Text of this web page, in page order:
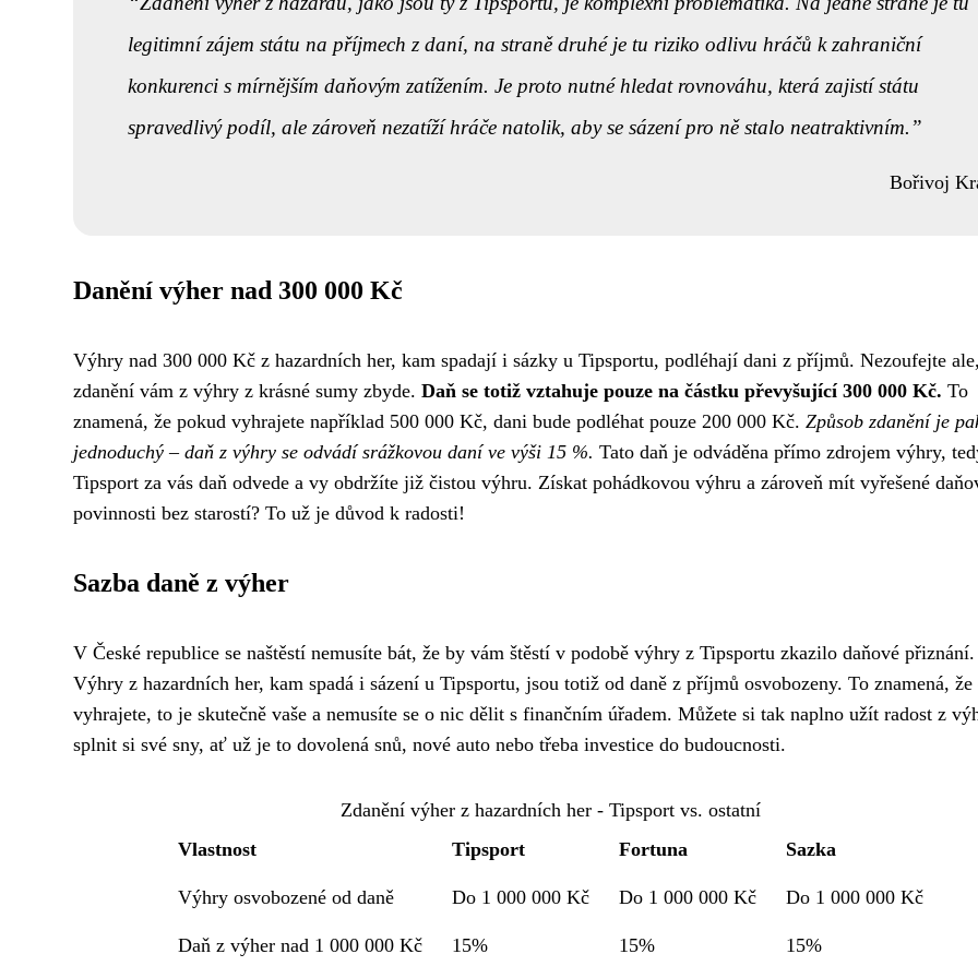
legitimní zájem státu na příjmech z daní, na straně druhé je tu riziko odlivu hráčů k zahraniční
konkurenci s mírnějším daňovým zatížením. Je proto nutné hledat rovnováhu, která zajistí státu
spravedlivý podíl, ale zároveň nezatíží hráče natolik, aby se sázení pro ně stalo neatraktivním.
Bořivoj
Danění výher nad 300 000 Kč
Výhry nad 300 000 Kč z hazardních her, kam spadají i sázky u Tipsportu, podléhají dani z příjmů. Nezoufejte
zdanění vám z výhry z krásné sumy zbyde. Daň se totiž vztahuje pouze na částku převyšující 300 000 Kč. To
znamená, že pokud vyhrajete například 500 000 Kč, dani bude podléhat pouze 200 000 Kč. Způsob zdanění je
jednoduchý – daň z výhry se odvádí srážkovou daní ve výši 15 %. Tato daň je odváděna přímo zdrojem výhry,
Tipsport za vás daň odvede a vy obdržíte již čistou výhru. Získat pohádkovou výhru a zároveň mít vyřešené
povinnosti bez starostí? To už je důvod k radosti!
Sazba daně z výher
V České republice se naštěstí nemusíte bát, že by vám štěstí v podobě výhry z Tipsportu zkazilo daňové přiznání.
Výhry z hazardních her, kam spadá i sázení u Tipsportu, jsou totiž od daně z příjmů osvobozeny. To znamená, že
vyhrajete, to je skutečně vaše a nemusíte se o nic dělit s finančním úřadem. Můžete si tak naplno užít radost z
splnit si své sny, ať už je to dovolená snů, nové auto nebo třeba investice do budoucnosti.
Zdanění výher z hazardních her - Tipsport vs. ostatní
Vlastnost
Tipsport Fortuna Sazka
Výhry osvobozené od daně Do 1 000 000 Kč Do 1 000 000 Kč Do 1 000 000 Kč
Daň z výher nad 1 000 000 Kč 15% 15% 15%